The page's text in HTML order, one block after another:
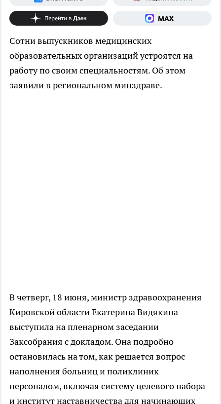
Сотни выпускников медицинских
образовательных организаций устроятся на
работу по своим специальностям. Об этом
заявили в региональном минздраве.
В четверг, 18 июня, министр здравоохранения
Кировской области Екатерина Видякина
выступила на пленарном заседании
Заксобрания с докладом. Она подробно
остановилась на том, как решается вопрос
наполнения больниц и поликлиник
персоналом, включая систему целевого набора
и институт наставничества для начинающих